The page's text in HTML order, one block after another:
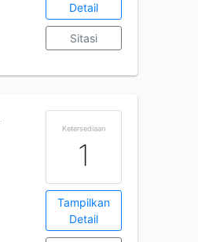
Detail
Sitasi
Ketersediaan
1
Tampilkan
Detail